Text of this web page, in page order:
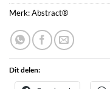
Merk:Abstract®
Dit delen: